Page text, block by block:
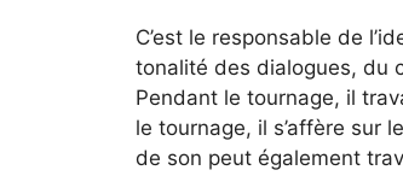
C’est le responsable de
tonalité des dialogues, du
Pendant le tournage, il
le tournage, il s’affère sur
de son peut également